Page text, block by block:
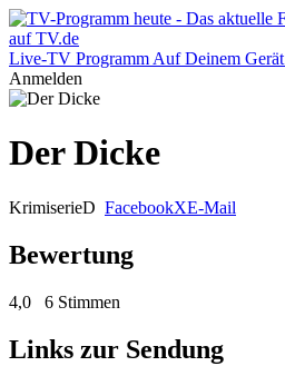
Live-TV Programm Auf Deinem Gerät
Anmelden
Der Dicke
KrimiserieD FacebookXE-Mail
Bewertung
4,0 6 Stimmen
Links zur Sendung